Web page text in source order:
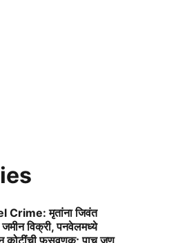
Crime: मृतांना जिवंत
विक्री, पनवेलमध्ये
कोटींची फसवणूक; पाच जण